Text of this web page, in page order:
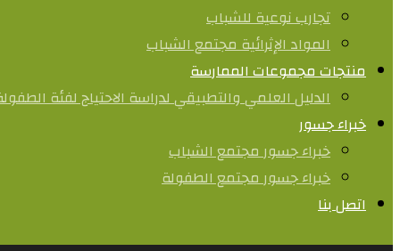
تجارب نوعية للشباب​
المواد الإثرائية مجتمع الشباب
منتجات مجموعات الممارسة
الدليل العلمي والتطبيقي لدراسة الاحتياج لفئة
خبراء جسور
خبراء جسور مجتمع الشباب
خبراء جسور مجتمع الطفولة
اتصل بنا